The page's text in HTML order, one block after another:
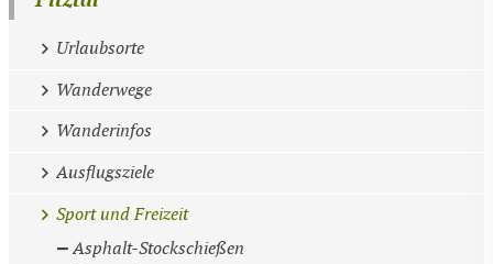
Urlaubsorte
Wanderwege
Wanderinfos
Ausflugsziele
Sport und Freizeit
Asphalt-Stockschießen